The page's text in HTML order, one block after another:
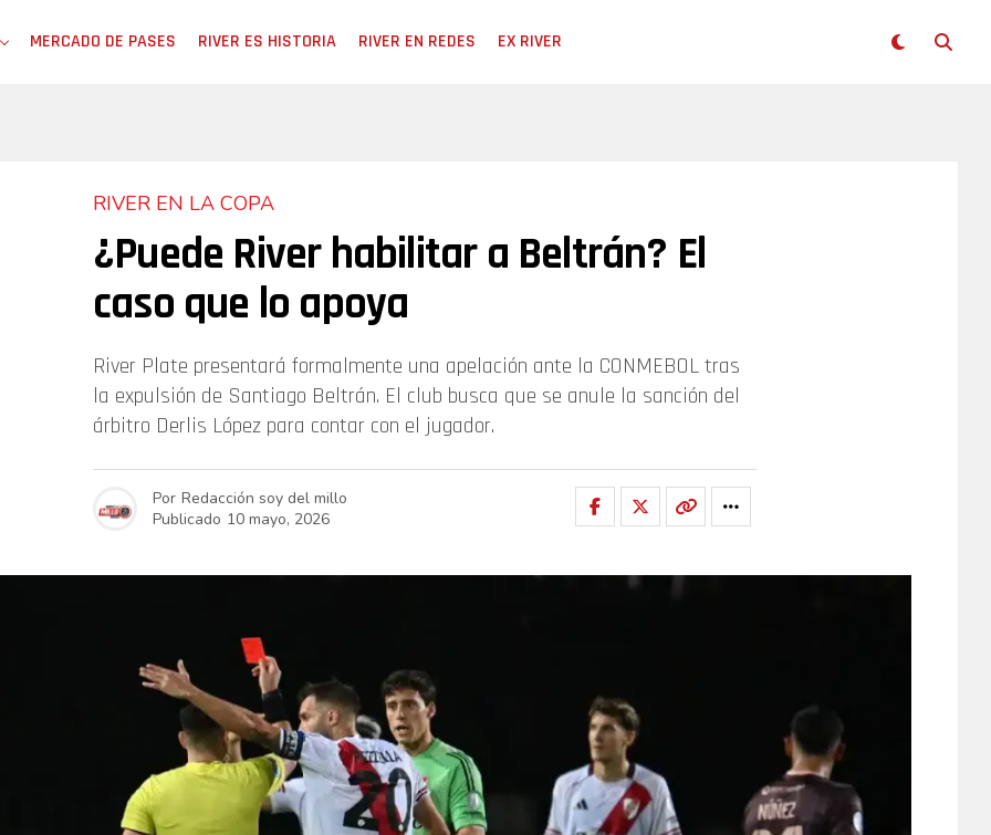
MERCADO DE PASES RIVER ES HISTORIA RIVER EN REDES EX RIVER
RIVER EN LA COPA
¿Puede River habilitar a Beltrán? El
caso que lo apoya
River Plate presentará formalmente una apelación ante la CONMEBOL tras
la expulsión de Santiago Beltrán. El club busca que se anule la sanción del
árbitro Derlis López para contar con el jugador.
Por Redacción soy del millo
Publicado 10 mayo, 2026